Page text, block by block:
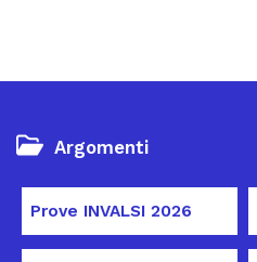
Argomenti
Prove INVALSI 2026